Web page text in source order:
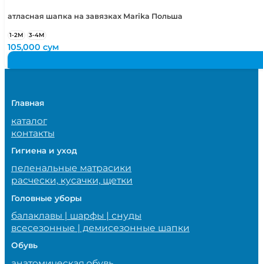
атласная шапка на завязках Marika Польша
1-2М 3-4М
105,000сум
Главная
каталог
контакты
Гигиена и уход
пеленальные матрасики
расчески, кусачки, щетки
Головные уборы
балаклавы | шарфы | снуды
всесезонные | демисезонные шапки
Обувь